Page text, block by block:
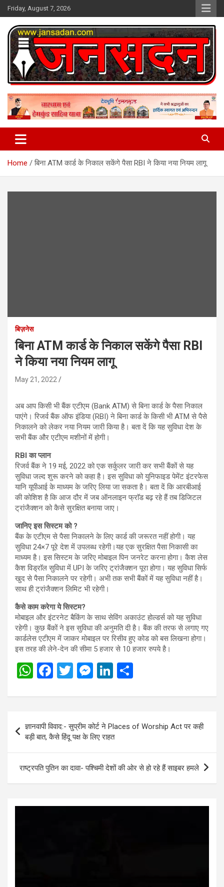
Skip
to
content
Friday, August 7, 2026
Jan Sadan
Home बिना ATM कार्ड के निकाल सकेंगे पैसा RBI ने किया नया नियम लागू
बिज़नेस
बिना ATM कार्ड के निकाल सकेंगे पैसा RBI
ने किया नया नियम लागू
May 21, 2022
अब आप किसी भी बैंक एटीएम (Bank ATM) से बिना कार्ड के पैसा निकाल
पाएंगे। रिजर्व बैंक ऑफ इंडिया (RBI) ने बिना कार्ड के किसी भी ATM से पैसे
निकालने को लेकर नया नियम जारी किया है। बता दें कि यह सुविधा देश के
सभी बैंक और एटीएम मशीनों में होगी।
RBI का प्लान
रिजर्व बैंक ने 19 मई, 2022 को एक सर्कुलर जारी कर सभी बैंकों से यह
सुविधा जल्द शुरू करने को कहा है। इस सुविधा को युनिफाइड पेमेंट इंटरफेस
यानि यूपीआई के माध्यम के जरिए लिया जा सकता है। बता दें कि आरबीआई
की कोशिश है कि आज दौर में जब ऑनलाइन फ्राॅड बढ़ रहे हैं तब डिजिटल
ट्रांजैक्शन को कैसे सुरक्षित बनाया जाए।
जानिए इस सिस्टम को ?
बैंक के एटीएम से पैसा निकालने के लिए कार्ड की जरूरत नहीं होगी। यह
सुविधा 24×7 पूरे देश में उपलब्ध रहेगी।यह एक सुरक्षित पैसा निकासी का
माध्यम है। इस सिस्टम के जरिए मोबाइल पिन जनरेट करना होगा। कैश लेस
कैश विड्राॅल सुविधा में UPI के जरिए ट्रांजैक्शन पूरा होगा। यह सुविधा सिर्फ
खुद से पैसा निकालने पर रहेगी। अभी तक सभी बैंकों में यह सुविधा नहीं है।
साथ ही ट्रांजैक्शन लिमिट भी रहेगी।
कैसे काम करेगा ये सिस्टम?
मोबाइल और इंटरनेट बैकिंग के साथ सेविंग अकाउंट होल्डर्स को यह सुविधा
रहेगी। कुछ बैंकों ने इस सुविधा की अनुमति दी है। बैंक की तरफ से लगाए गए
कार्डलेस एटीएम में जाकर मोबाइल पर रिसीव हुए कोड को बस लिखना होगा।
इस तरह की लेने-देन की सीमा 5 हजार से 10 हजार रुपये है।
W
at
A
p
p
F
ce
o
o
k
T
tt
er
M
se
n
g
er
Li
ke
dI
n
ar
e
navigation
ज्ञानवापी विवाद:- सुप्रीम कोर्ट ने Places of Worship Act पर कही
बड़ी बात, कैसे हिंदू पक्ष के लिए राहत
राष्ट्रपति पुतिन का दावा- पश्चिमी देशों की ओर से हो रहे हैं साइबर हमले